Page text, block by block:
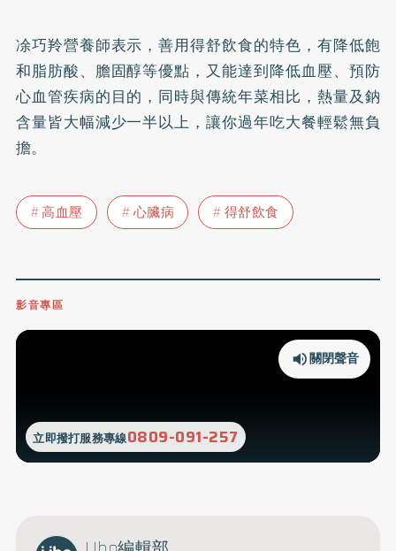
凃巧羚營養師表示，善用得舒飲食的特色，有降低飽
和脂肪酸、膽固醇等優點，又能達到降低血壓、預防
心血管疾病的目的，同時與傳統年菜相比，熱量及鈉
含量皆大幅減少一半以上，讓你過年吃大餐輕鬆無負
擔。
高血壓 心臟病 得舒飲食
影音專區
立即撥打服務專線0809-091-257
關閉聲音